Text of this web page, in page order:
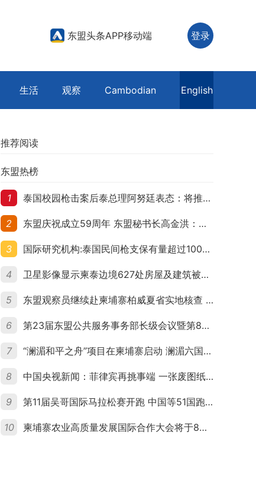
东盟头条APP移动端 登录
生活 观察 Cambodian English
推荐阅读
东盟热榜
1 泰国校园枪击案后泰总理阿努廷表态：将推动修法严控民众携枪
2 东盟庆祝成立59周年 东盟秘书长高金洪：加强团结合作应对跨国挑战
3 国际研究机构:泰国民间枪支保有量超过1000万 在东盟国家位居首位
4 卫星影像显示柬泰边境627处房屋及建筑被夷平 人权组织呼吁保护平民财产
5 东盟观察员继续赴柬埔寨柏威夏省实地核查 走访遭袭柬埔寨平民村庄
6 第23届东盟公共服务事务部长级会议暨第8届东盟与中日韩公共服务事务部长级会议在柬埔寨暹粒开幕
7 “澜湄和平之舟”项目在柬埔寨启动 澜湄六国青年共话和平与发展
8 中国央视新闻：菲律宾再挑事端 一张废图纸划不走中国黄岩岛
9 第11届吴哥国际马拉松赛开跑 中国等51国跑者齐聚暹粒
10 柬埔寨农业高质量发展国际合作大会将于8月20日举行